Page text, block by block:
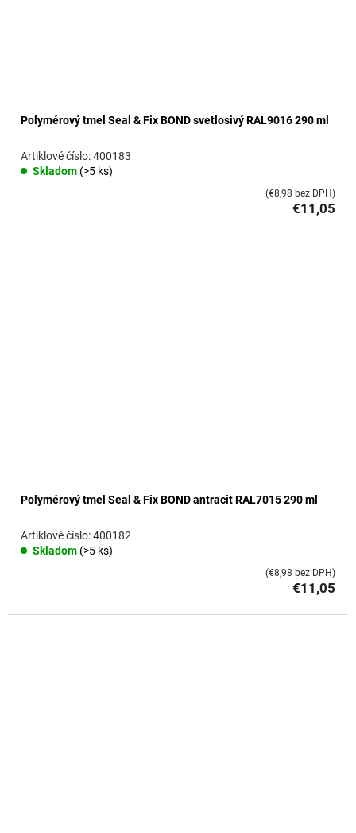
Polymérový tmel Seal & Fix BOND svetlosivý RAL9016 290 ml
Skladom (>5 ks)
400183
€11,05
(€8,98 bez DPH)
Polymérový tmel Seal & Fix BOND antracit RAL7015 290 ml
Skladom (>5 ks)
400182
€11,05
(€8,98 bez DPH)